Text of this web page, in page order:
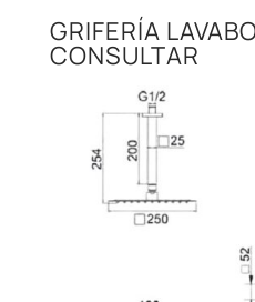
GRIFERÍA
CONSULTAR